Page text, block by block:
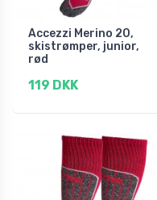
Accezzi Merino 20,
skistrømper, junior,
rød
119 DKK